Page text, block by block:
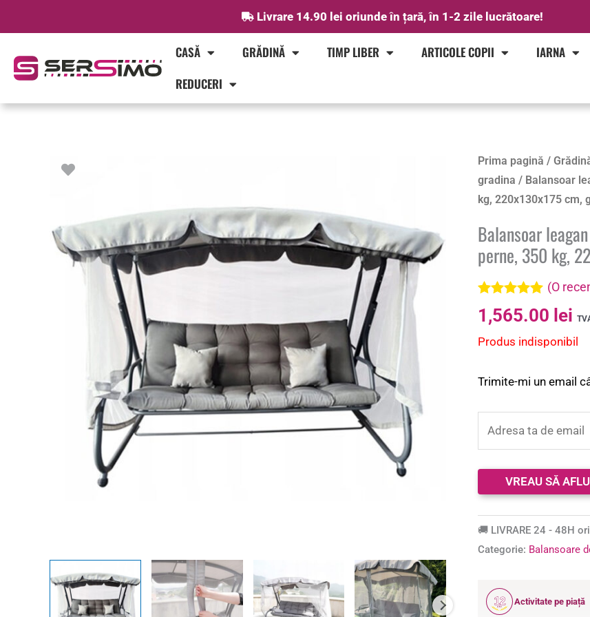
Livrare 14.90 lei oriunde în țară, în 1-2 zile lucrătoare!
CASĂ GRĂDINĂ TIMP LIBER ARTICOLE COPII
IARNA
REDUCERI
Prima pagină /
gradina / Balansoar
kg, 220x130x175 cm,
Balansoar
perne, 350 kg,
Evaluat la
5.00din 5 pe
singure
(O
1,565.00 lei
Produs indisponibil
Trimite-mi un email
🚚 LIVRARE 24 - 48H
Categorie: Balansoare
12
ANI
Activitate pe piață